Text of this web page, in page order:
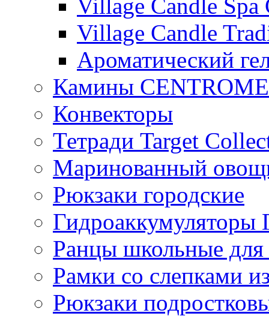
Village Candle Spa
Village Candle
Ароматический
Камины
Конвекторы
Тетради Target
Маринованный
Рюкзаки городские
Ранцы школьные
Рамки со слепками
Рюкзаки